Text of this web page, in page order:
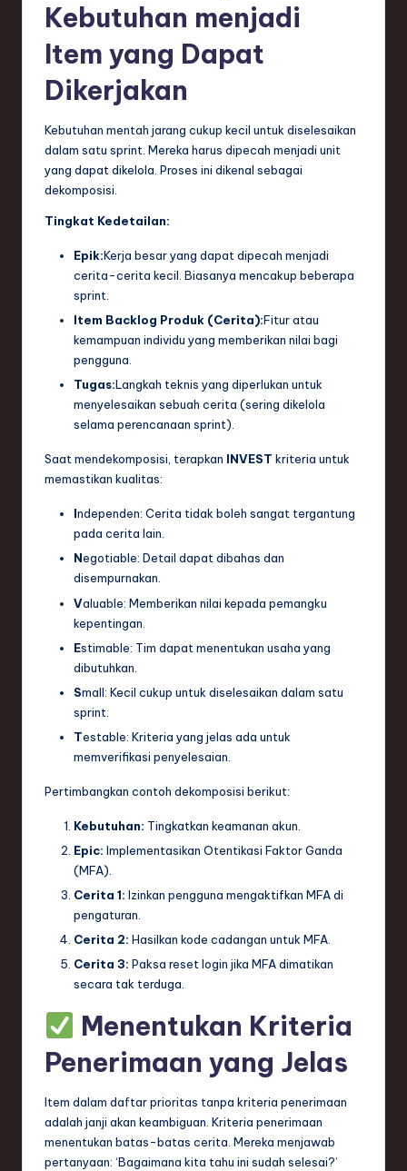
Kebutuhan menjadi
Item yang Dapat
Dikerjakan
Kebutuhan mentah jarang cukup kecil untuk diselesaikan
dalam satu sprint. Mereka harus dipecah menjadi unit
yang dapat dikelola. Proses ini dikenal sebagai
dekomposisi.
Tingkat Kedetailan:
Epik:Kerja besar yang dapat dipecah menjadi
cerita-cerita kecil. Biasanya mencakup beberapa
sprint.
Item Backlog Produk (Cerita):Fitur atau
kemampuan individu yang memberikan nilai bagi
pengguna.
Tugas:Langkah teknis yang diperlukan untuk
menyelesaikan sebuah cerita (sering dikelola
selama perencanaan sprint).
Saat mendekomposisi, terapkan INVEST kriteria untuk
memastikan kualitas:
Independen: Cerita tidak boleh sangat tergantung
pada cerita lain.
Negotiable: Detail dapat dibahas dan
disempurnakan.
Valuable: Memberikan nilai kepada pemangku
kepentingan.
Estimable: Tim dapat menentukan usaha yang
dibutuhkan.
Small: Kecil cukup untuk diselesaikan dalam satu
sprint.
Testable: Kriteria yang jelas ada untuk
memverifikasi penyelesaian.
Pertimbangkan contoh dekomposisi berikut:
Kebutuhan: Tingkatkan keamanan akun.
Epic: Implementasikan Otentikasi Faktor Ganda
(MFA).
Cerita 1: Izinkan pengguna mengaktifkan MFA di
pengaturan.
Cerita 2: Hasilkan kode cadangan untuk MFA.
Cerita 3: Paksa reset login jika MFA dimatikan
secara tak terduga.
Menentukan Kriteria
Penerimaan yang Jelas
Item dalam daftar prioritas tanpa kriteria penerimaan
adalah janji akan keambiguan. Kriteria penerimaan
menentukan batas-batas cerita. Mereka menjawab
pertanyaan: ‘Bagaimana kita tahu ini sudah selesai?’